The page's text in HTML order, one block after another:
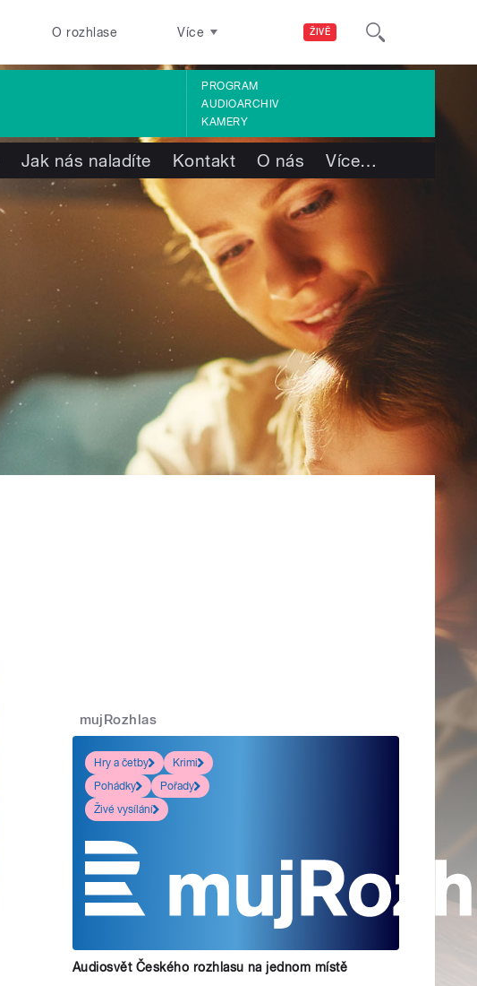
ŽIVĚ
O rozhlase Více
PROGRAM
AUDIOARCHIV
KAMERY
Jak nás naladíte Kontakt O nás Více…
mujRozhlas
Hry a četby
Krimi
Pohádky
Pořady
Živé vysílání
Audiosvět Českého rozhlasu na jednom místě